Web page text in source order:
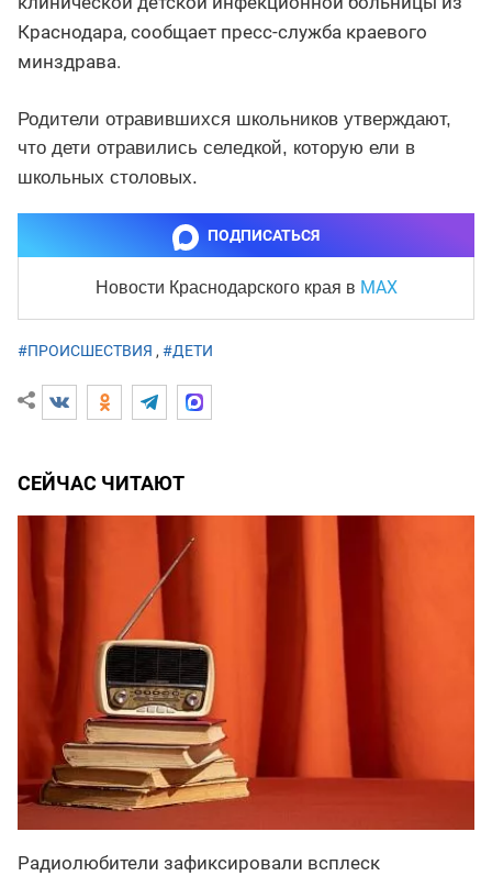
Краснодара, сообщает пресс-служба краевого
минздрава.
Родители отравившихся школьников утверждают,
что дети отравились селедкой, которую ели в
школьных столовых.
ПОДПИСАТЬСЯ
Новости Краснодарского края в MAX
#ПРОИСШЕСТВИЯ , #ДЕТИ
СЕЙЧАС ЧИТАЮТ
Радиолюбители зафиксировали всплеск